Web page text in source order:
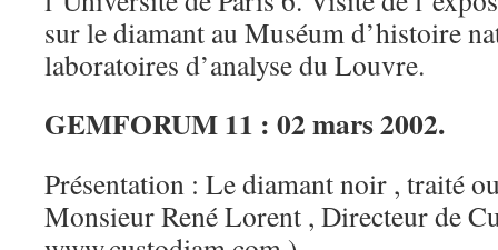
sur le diamant au Muséum d’histoire
laboratoires d’analyse du Louvre.
GEMFORUM 11 : 02 mars 2002.
Présentation : Le diamant noir , traité
Monsieur René Lorent , Directeur de